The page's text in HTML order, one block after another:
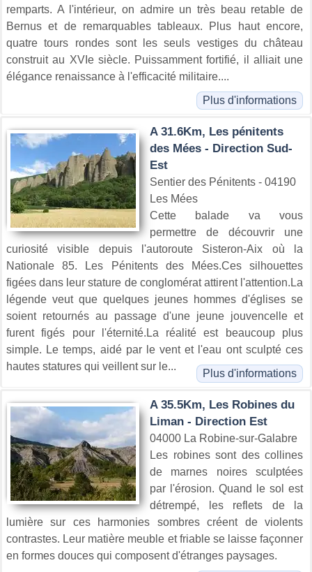
remparts. A l'intérieur, on admire un très beau retable de
Bernus et de remarquables tableaux. Plus haut encore,
quatre tours rondes sont les seuls vestiges du château
construit au XVIe siècle. Puissamment fortifié, il alliait une
élégance renaissance à l'efficacité militaire....
Plus d'informations
A 31.6Km, Les pénitents
des Mées - Direction Sud-
Est
Sentier des Pénitents - 04190
Les Mées
Cette balade va vous
permettre de découvrir une
curiosité visible depuis l'autoroute Sisteron-Aix où la
Nationale 85. Les Pénitents des Mées.Ces silhouettes
figées dans leur stature de conglomérat attirent l'attention.La
légende veut que quelques jeunes hommes d'églises se
soient retournés au passage d'une jeune jouvencelle et
furent figés pour l'éternité.La réalité est beaucoup plus
simple. Le temps, aidé par le vent et l'eau ont sculpté ces
hautes statures qui veillent sur le...
Plus d'informations
A 35.5Km, Les Robines du
Liman - Direction Est
04000 La Robine-sur-Galabre
Les robines sont des collines
de marnes noires sculptées
par l'érosion. Quand le sol est
détrempé, les reflets de la
lumière sur ces harmonies sombres créent de violents
contrastes. Leur matière meuble et friable se laisse façonner
en formes douces qui composent d'étranges paysages.